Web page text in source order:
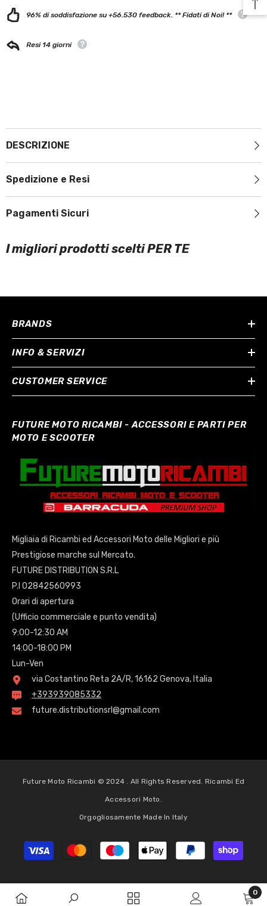
96% di soddisfazione su +56.530 feedback. ** Fidati di Noi! **
Resi 14 giorni
DESCRIZIONE
Spedizione e Resi
Pagamenti Sicuri
I migliori prodotti scelti PER TE
BRANDS
INFO & SERVIZI
CUSTOMER SERVICE
FUTURE MOTO RICAMBI - ACCESSORI E PARTI PER
MOTO E SCOOTER
Migliaia di Ricambi ed Accessori Moto delle Migliori e più
Prestigiose marche sul Mercato.
FUTURE DISTRIBUTION S.R.L
P.I 02842560993
Orari di apertura
(Ufficio commerciale e punto vendita)
9:00-12:30 AM
14:00-18:00 PM
Lun-Ven
via Costantino Reta 2A/R, 16162 Genova, Italia
+393939085332
future.distributionsrl@gmail.com
Future Moto Ricambi © 2024 . All Rights Reserved. Ricambi Ed
Accessori Moto.
Orgogliosamente Made In Italy
Metodi
di
0